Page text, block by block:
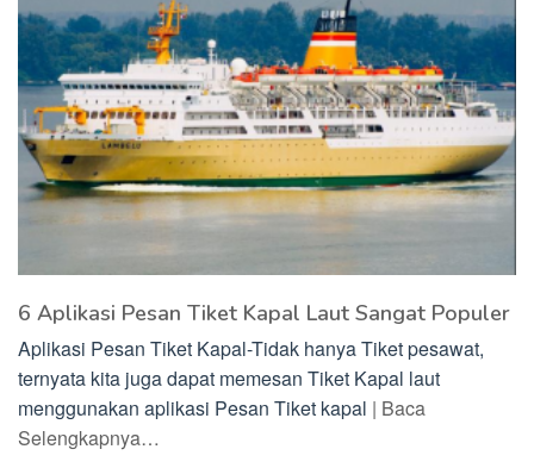
6 Aplikasi Pesan Tiket Kapal Laut Sangat Populer
Aplikasi Pesan Tiket Kapal-Tidak hanya Tiket pesawat,
ternyata kita juga dapat memesan Tiket Kapal laut
menggunakan aplikasi Pesan Tiket kapal | Baca
Selengkapnya…